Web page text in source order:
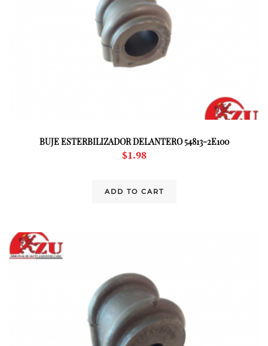
BUJE ESTERBILIZADOR DELANTERO 54813-2E100
$1.98
ADD TO CART